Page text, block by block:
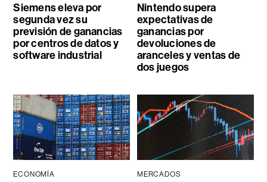
Siemens eleva por
segunda vez su
previsión de ganancias
por centros de datos y
software industrial
Nintendo supera
expectativas de
ganancias por
devoluciones de
aranceles y ventas de
dos juegos
ECONOMÍA MERCADOS